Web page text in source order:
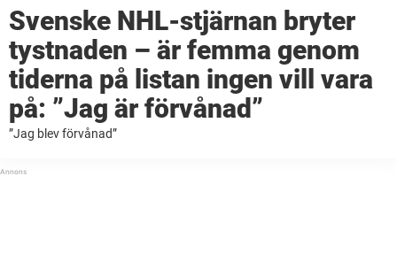
Svenske NHL-stjärnan bryter
tystnaden – är femma genom
tiderna på listan ingen vill vara
på: ”Jag är förvånad”
”Jag blev förvånad”